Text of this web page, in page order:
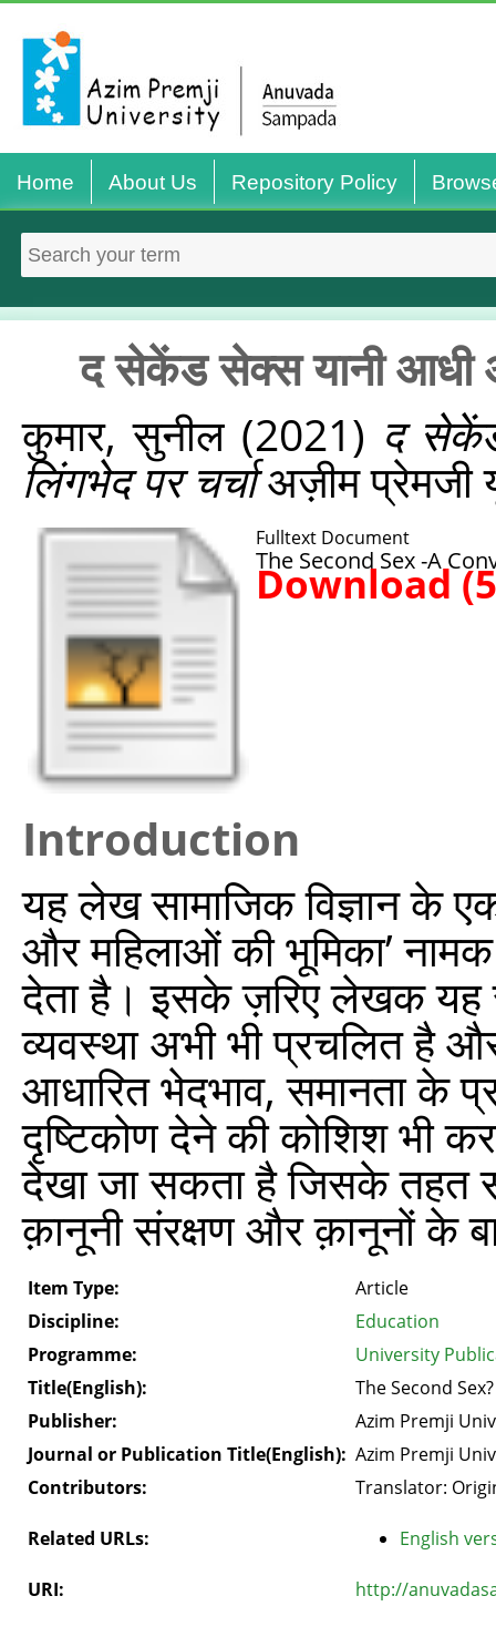
Home About Us Repository Policy
द सेकेंड सेक्‍स यानी आधी
कुमार, सुनील(2021) द
लिंगभेद पर चर्चाअज़ीम प्रेमजी
Fulltext Document
The Second Sex -A
Download
Introduction
यह लेख सामाजिक विज्ञान के
और महिलाओं की भूमिका’
देता है। इसके ज़रिए लेखक यह
व्यवस्था अभी भी प्रचलित है
आधारित भेदभाव, समानता के
दृष्टिकोण देने की कोशिश भी
देखा जा सकता है जिसके तहत
क़ानूनी संरक्षण और क़ानूनों के
Item Type:
Article
Discipline:
Education
Programme:
University
Title(English):
The Second
Publisher:
Azim Premji
Journal or Publication Title(English): Azim Premji
Contributors:
Translator:
Related URLs: English
URI: http://